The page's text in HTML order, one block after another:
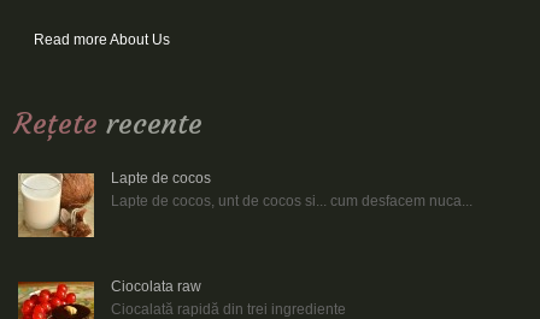
Read more About Us
Reţete recente
Lapte de cocos
Lapte de cocos, unt de cocos si... cum desfacem nuca...
Ciocolata raw
Ciocalată rapidă din trei ingrediente